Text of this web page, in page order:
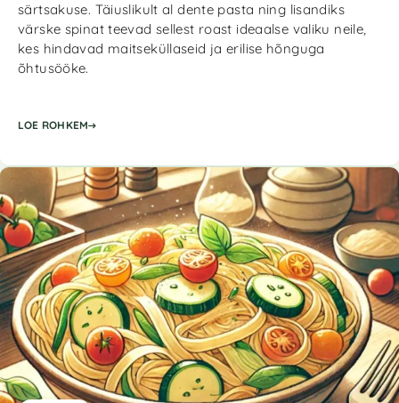
särtsakuse. Täiuslikult al dente pasta ning lisandiks
värske spinat teevad sellest roast ideaalse valiku neile,
kes hindavad maitseküllaseid ja erilise hõnguga
õhtusööke.
LOE ROHKEM